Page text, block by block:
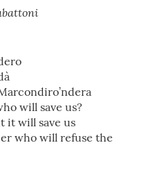
will save us?
it will save us
who will refuse the